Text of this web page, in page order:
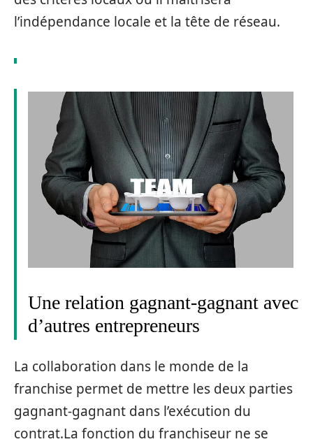
l’indépendance locale et la tête de réseau.
Une relation gagnant-gagnant avec
d’autres entrepreneurs
La collaboration dans le monde de la
franchise permet de mettre les deux parties
gagnant-gagnant dans l’exécution du
contrat.La fonction du franchiseur ne se